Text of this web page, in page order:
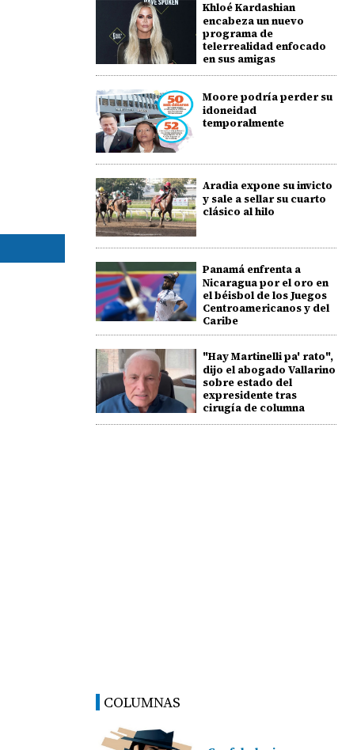
Khloé Kardashian
encabeza un nuevo
programa de
telerrealidad enfocado
en sus amigas
Moore podría perder su
idoneidad
temporalmente
Aradia expone su invicto
y sale a sellar su cuarto
clásico al hilo
Panamá enfrenta a
Nicaragua por el oro en
el béisbol de los Juegos
Centroamericanos y del
Caribe
"Hay Martinelli pa' rato",
dijo el abogado Vallarino
sobre estado del
expresidente tras
cirugía de columna
COLUMNAS